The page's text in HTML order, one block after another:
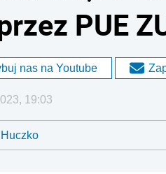
PUE
nas na Youtube
19:03